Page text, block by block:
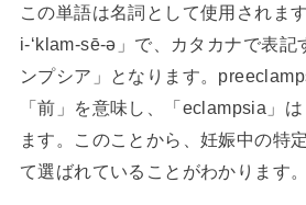
この単語は名詞として使用されま
i-‘klam-sē-ə」で、カタカナで表記
ンプシア」となります。
「前」を意味し、「eclampsia」
ます。このことから、妊娠中の特
て選ばれていることがわかります。